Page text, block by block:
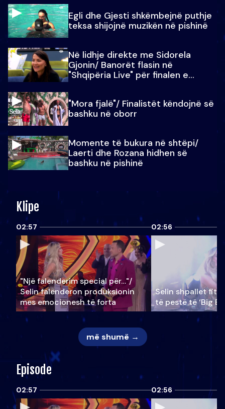
Egli dhe Gjesti shkëmbejnë puthje
teksa shijojnë muzikën në pishinë
Në lidhje direkte me Sidorela
Gjonin/ Banorët flasin në
"Shqipëria Live" për finalen e
"Mora fjalë"/ Finalistët këndojnë së
bashku në oborr
Momente të bukura në shtëpi/
Laerti dhe Rozana hidhen së
bashku në pishinë
Klipe
02:57
"Një falenderim special për…"/
Selin falënderon produksionin
mes emocionesh të forta
02:56
Selin shpallet
të pestë të ‘Big
më shumë →
Episode
02:57 02:56